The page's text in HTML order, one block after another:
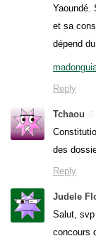
Yaoundé.
et sa
dépend
Reply
Tchaou
des
Reply
Judele
Salut, svp
concours